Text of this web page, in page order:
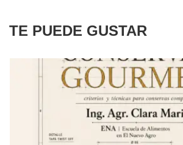
TE PUEDE GUSTAR